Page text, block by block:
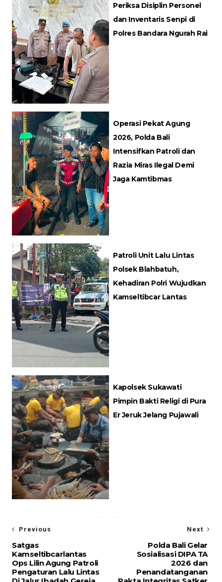
Periksa Disiplin Personel
dan Inventaris Senpi di
Polres Bandara Ngurah Rai
Operasi Pekat Agung
2026, Polda Bali
Intensifkan Patroli dan
Razia Miras Ilegal Demi
Jaga Kamtibmas
Patroli Unit Lalu Lintas
Polsek Blahbatuh,
Kehadiran Polri Wujudkan
Kamseltibcar Lantas
Kapolsek Sukawati
Pimpin Bakti Religi di Pura
Er Jeruk Jelang Pujawali
Next
Polda Bali Gelar
Sosialisasi DIPA TA
2026 dan
Penandatanganan
Previous
Satgas
Kamseltibcarlantas
Ops Lilin Agung Patroli
Pengaturan Lalu Lintas